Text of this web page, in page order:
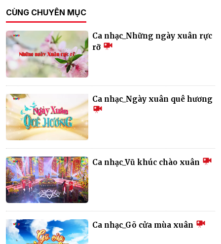
CÙNG CHUYÊN MỤC
Ca nhạc_Những ngày xuân rực
rỡ
Ca nhạc_Ngày xuân quê hương
Ca nhạc_Vũ khúc chào xuân
Ca nhạc_Gõ cửa mùa xuân